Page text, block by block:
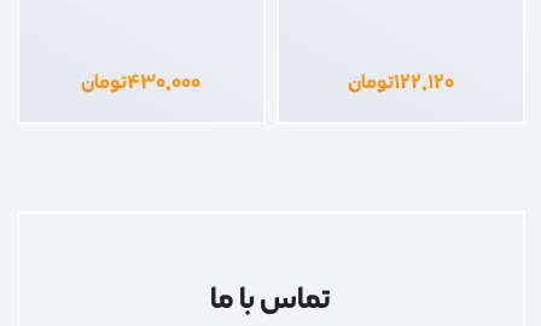
۱۲۲,۱۲۰تومان ۴۳۰,۰۰۰تومان
تماس با ما